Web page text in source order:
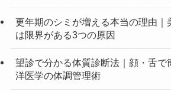
更年期のシミが増える本当の理由｜
は限界がある3つの原因
望診で分かる体質診断法｜顔・舌で
洋医学の体調管理術